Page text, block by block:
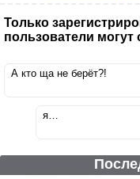
Только
пользователи могут
А кто ща не берёт?!
я…